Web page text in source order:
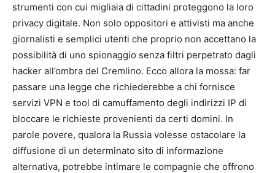
strumenti con cui migliaia di cittadini proteggono la loro
privacy digitale. Non solo oppositori e attivisti ma anche
giornalisti e semplici utenti che proprio non accettano la
possibilità di uno spionaggio senza filtri perpetrato dagli
hacker all’ombra del Cremlino. Ecco allora la mossa: far
passare una legge che richiederebbe a chi fornisce
servizi VPN e tool di camuffamento degli indirizzi IP di
bloccare le richieste provenienti da certi domini. In
parole povere, qualora la Russia volesse ostacolare la
diffusione di un determinato sito di informazione
alternativa, potrebbe intimare le compagnie che offrono